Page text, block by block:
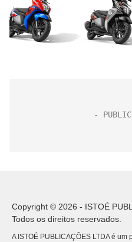
Copyright © 2026 - ISTOÉ
Todos os direitos reservados.
A ISTOÉ PUBLICAÇÕES LTDA é